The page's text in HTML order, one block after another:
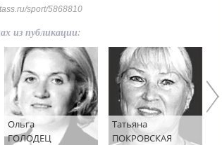
sport/5868810
из публикации:
Ольга
ГОЛОДЕЦ
Татьяна
ПОКРОВСКАЯ